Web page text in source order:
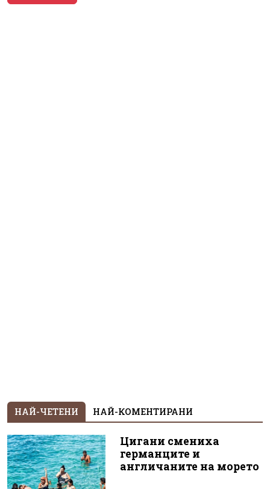
НАЙ-ЧЕТЕНИ НАЙ-КОМЕНТИРАНИ
Цигани смениха
германците и
англичаните на морето